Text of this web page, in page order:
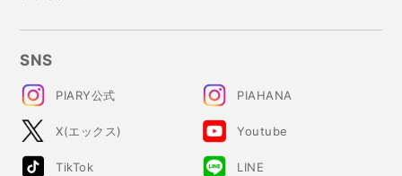
SNS
PIARY公式 PIAHANA
X(エックス) Youtube
TikTok LINE